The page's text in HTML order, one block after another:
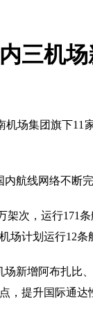
三机
场集团旗下
航线网络不断完
次，运行171条
场计划运行12
增阿布扎比
，提升国际通达